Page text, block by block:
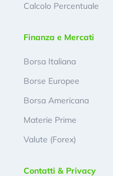
Calcolo Percentuale
Finanza e Mercati
Borsa Italiana
Borse Europee
Borsa Americana
Materie Prime
Valute (Forex)
Contatti & Privacy